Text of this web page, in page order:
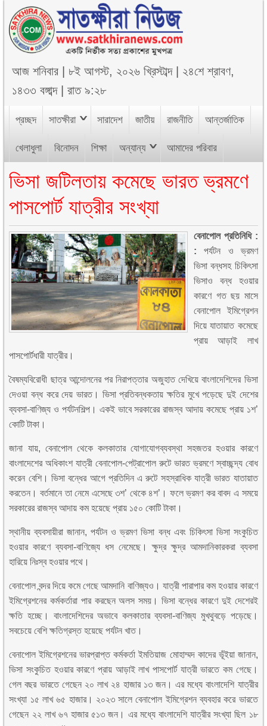
আজশনিবার ৮ই আগস্ট, ২০২৬ খ্রিস্টাব্দ| ২৪শে শ্রাবণ,
১৪৩৩ বঙ্গাব্দ|রাত ৯:২৮
প্রচ্ছদ সাতক্ষীরা সারাদেশ জাতীয় রাজনীতি আন্তর্জাতিক
খেলাধুলা বিনোদন শিক্ষা অন্যান্য আমাদের পরিবার
ভিসা জটিলতায় কমেছে ভারত ভ্রমণে
পাসপোর্ট যাত্রীর সংখ্যা
বেনাপোল প্রতিনিধি :
: পর্যটন ও ভ্রমণ
ভিসা বন্ধসহ চিকিৎসা
ভিসাও বন্ধ হওয়ার
কারণে গত ছয় মাসে
বেনাপোল ইমিগ্রেশন
দিয়ে যাতায়াত কমেছে
প্রায় আড়াই লাখ
পাসপোর্টধারী যাত্রীর।
বৈষম্যবিরোধী ছাত্র আন্দোলনের পর নিরাপত্তার অজুহাত দেখিয়ে বাংলাদেশিদের ভিসা
দেওয়া বন্ধ করে দেয় ভারত। ভিসা প্রতিবন্ধকতায় ক্ষতির মুখে পড়েছে দুই দেশের
ব্যবসা-বাণিজ্য ও পর্যটনশিল্প। একই ভাবে সরকারের রাজস্ব আদায় কমেছে প্রায় ১শ’
কোটি টাকা।
জানা যায়, বেনাপোল থেকে কলকাতার যোগাযোগব্যবস্থা সহজতর হওয়ার কারণে
বাংলাদেশের অধিকাংশ যাত্রী বেনাপোল-পেট্রাপোল রুটে ভারত ভ্রমণে স্বাচ্ছন্দ্য বোধ
করেন বেশি। ভিসা বন্ধের আগে প্রতিদিন এ রুটে সহস্রাধিক যাত্রী ভারত যাতায়াত
করতেন। বর্তমানে তা নেমে এসেছে ৩শ’ থেকে ৪শ’। ফলে ভ্রমণ কর বাবদ এ সময়ে
সরকারের রাজস্ব আদায় কম হয়েছে প্রায় ১৫০ কোটি টাকা।
স্থানীয় ব্যবসায়ীরা জানান, পর্যটন ও ভ্রমণ ভিসা বন্ধ এবং চিকিৎসা ভিসা সংকুচিত
হওয়ার কারণে ব্যবসা-বাণিজ্যে ধস নেমেছে। ক্ষুদ্র ক্ষুদ্র আমদানিকারকরা ব্যবসা
হারিয়ে নিঃস্ব হওয়ার পথে।
বেনাপোল বন্দর দিয়ে কমে গেছে আমদানি বাণিজ্যও। যাত্রী পারাপার কম হওয়ার কারণে
ইমিগ্রেশনের কর্মকর্তারা পার করছেন অলস সময়। ভিসা বন্ধের কারণে দুই দেশেরই
ক্ষতি হচ্ছে। বাংলাদেশিদের অভাবে কলকাতার ব্যবসা-বাণিজ্য মুখথুবড়ে পড়েছে।
সবচেয়ে বেশি ক্ষতিগ্রস্ত হয়েছে পর্যটন খাত।
বেনাপোল ইমিগ্রেশনের ভারপ্রাপ্ত কর্মকর্তা ইমতিয়াজ মোহাম্মদ কাদের ভূঁইয়া জানান,
ভিসা সংকুচিত হওয়ার কারণে প্রায় আড়াই লাখ পাসপোর্ট যাত্রী ভারতে কম গেছে।
গেল বছর ভারতে গেছেন ২০ লাখ ২৪ হাজার ১৩ জন। এর মধ্যে বাংলাদেশি যাত্রীর
সংখ্যা ১৫ লাখ ৬৫ হাজার। ২০২৩ সালে বেনাপোল ইমিগ্রেশন ব্যবহার করে ভারতে
গেছেন ২২ লাখ ৬৭ হাজার ৫১৩ জন। এর মধ্যে বাংলাদেশি যাত্রীর সংখ্যা ছিল ১৮